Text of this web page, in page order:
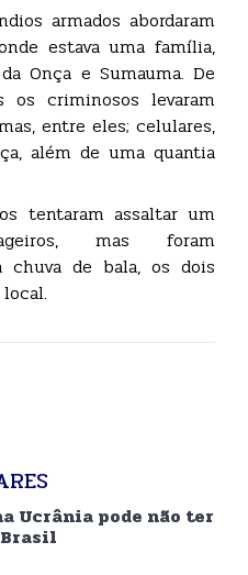
armados abordaram
estava uma família,
Onça e Sumauma. De
os criminosos levaram
entre eles; celulares,
além de uma quantia
tentaram assaltar um
mas foram
chuva de bala, os dois
Ucrânia pode não ter